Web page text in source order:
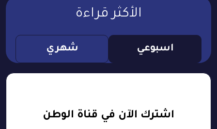
الأكثر قراءة
اسبوعي شهري
اشترك الآن في قناة الوطن